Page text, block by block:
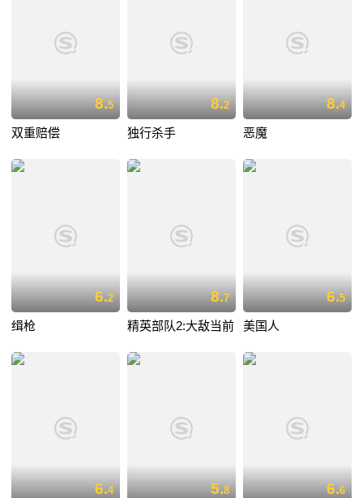
8.5
双重赔偿
8.2
独行杀手
8.4
恶魔
6.2
缉枪
8.7
精英部队2:大敌当前
6.5
美国人
6.4 5.8 6.6